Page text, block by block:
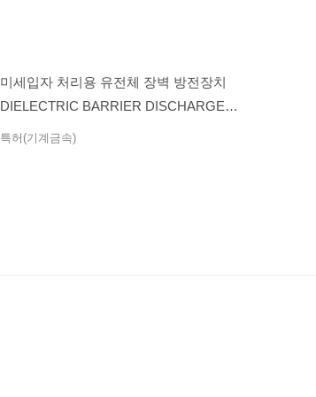
미세입자 처리용 유전체 장벽 방전장치
DIELECTRIC BARRIER DISCHARGE
DEVICE FOR PARTICLES
특허(기계금속)